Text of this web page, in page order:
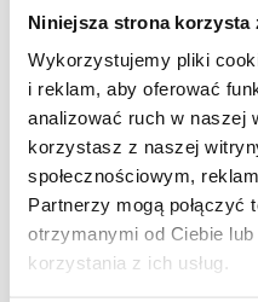
Niniejsza strona korzysta
Wykorzystujemy pliki
i reklam, aby oferować
analizować ruch w naszej
korzystasz z naszej
społecznościowym,
Partnerzy mogą połączyć
otrzymanymi od Ciebie
korzystania z ich usług.
lat
cele
w